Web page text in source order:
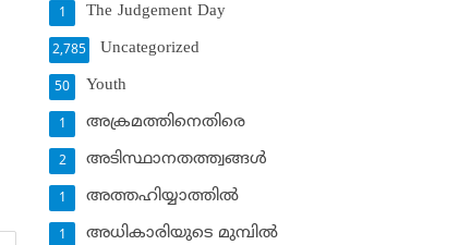
The Judgement Day
1
Uncategorized
2,785
Youth
50
അക്രമത്തിനെതിരെ
1
അടിസ്ഥാനതത്ത്വങ്ങള്‍
2
അത്തഹിയ്യാത്തില്‍
1
അധികാരിയുടെ മുമ്പില്‍
1